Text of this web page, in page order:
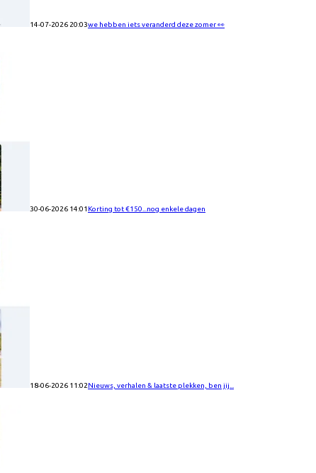
14-07-2026 20:03we hebben iets veranderd deze zomer 👀
30-06-2026 14:01 Korting tot €150...nog enkele dagen
18-06-2026 11:02Nieuws, verhalen & laatste plekken, ben jij...